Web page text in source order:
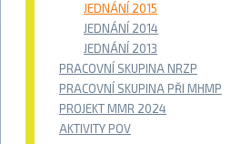
JEDNÁNÍ 2015
JEDNÁNÍ 2014
JEDNÁNÍ 2013
PRACOVNÍ SKUPINA NRZP
PRACOVNÍ SKUPINA PŘI MHMP
PROJEKT MMR 2024
AKTIVITY POV